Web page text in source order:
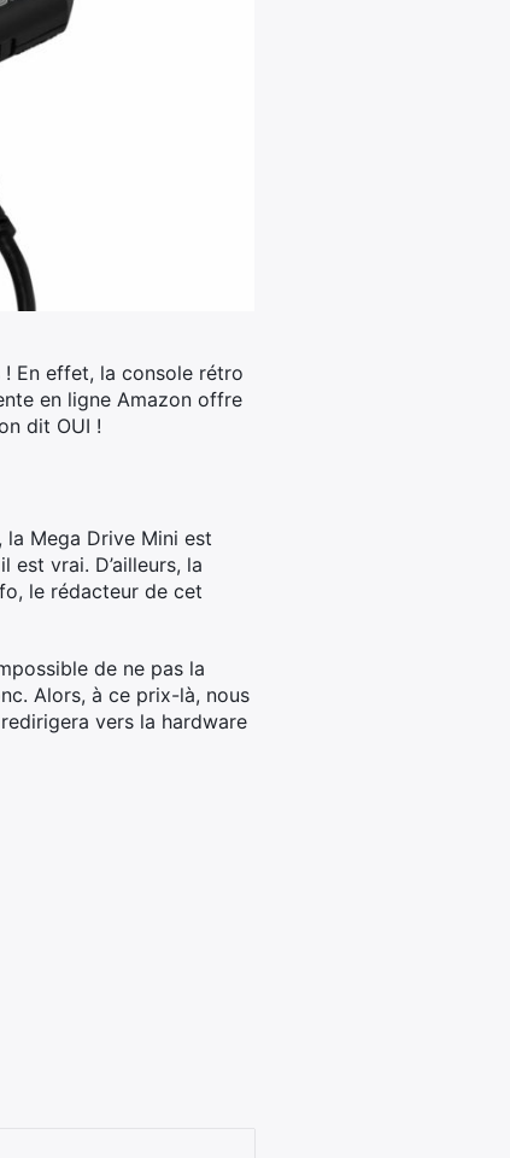
! En effet, la console rétro
en ligne Amazon offre
dit OUI !
, la Mega Drive Mini est
vrai. D’ailleurs, la
le rédacteur de cet
de ne pas la
Alors, à ce prix-là, nous
vers la hardware